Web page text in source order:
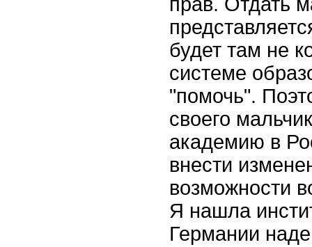
прав. Отдать
будет там не
системе
"помочь".
своего
академию в
внести
возможности
Я нашла
Германии